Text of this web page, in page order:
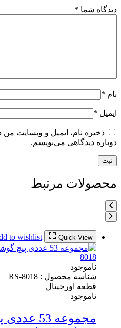
دیدگاه شما *
نام *
ایمیل *
ذخیره نام، ایمیل و وبسایت
دوباره دیدگاهی می‌نویسم.
محصولات مرتبط
Quick View
to wishlist
ناموجود
شناسه محصول : RS-8018
قطعه اورجینال
ناموجود
مجموعه